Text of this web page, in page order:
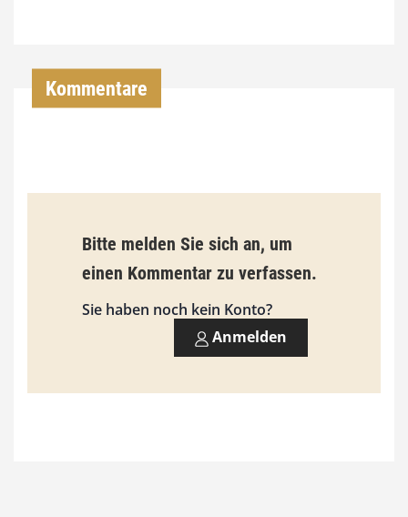
€
i
s
9
0
Kommentare
Bitte melden Sie sich an, um
einen Kommentar zu verfassen.
Sie haben noch kein Konto?
Anmelden